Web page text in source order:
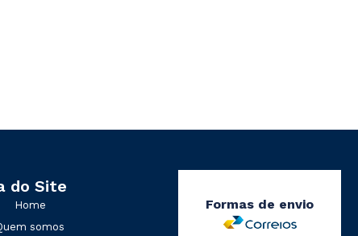
do Site
Home
somos
Formas de envio